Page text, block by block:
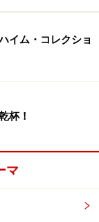
だけ、好みの
なりそうです
ェ
的な仮面から現
イム・コレクショ
杯！
マ